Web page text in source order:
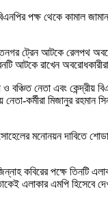
পক্ষ থেকে কামাল
ট্রেন আটকে রেলপথ
আটকে রাখেন
ও বঞ্চিত নেতা এবং
কর্মীরা মিজানুর রহমান
মনোনয়ন দাবিতে
কবিরের পক্ষে তিনটি
এলাকার এমপি হিসেবে